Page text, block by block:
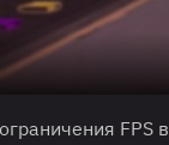
FPS в